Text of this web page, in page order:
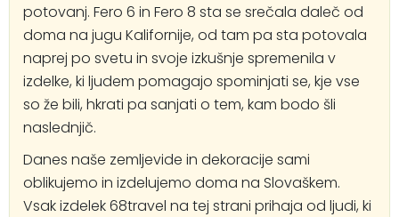
potovanj. Fero 6 in Fero 8 sta se srečala daleč od
doma na jugu Kalifornije, od tam pa sta potovala
naprej po svetu in svoje izkušnje spremenila v
izdelke, ki ljudem pomagajo spominjati se, kje vse
so že bili, hkrati pa sanjati o tem, kam bodo šli
naslednjič.
Danes naše zemljevide in dekoracije sami
oblikujemo in izdelujemo doma na Slovaškem.
Vsak izdelek 68travel na tej strani prihaja od ljudi, ki